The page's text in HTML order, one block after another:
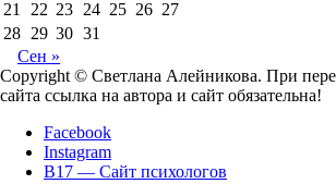
21
22 23 24 25 26 27
28 29 30 31
Сен »
Copyright © Светлана Алейникова. При
сайта ссылка на автора и сайт обязательна!
Facebook
Instagram
B17 — Сайт психологов